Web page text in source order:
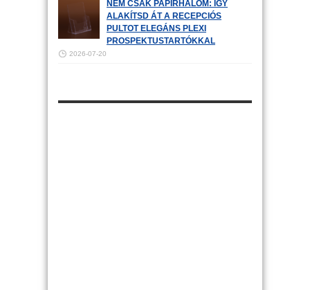
NEM CSAK PAPÍRHALOM: ÍGY
ALAKÍTSD ÁT A RECEPCIÓS
PULTOT ELEGÁNS PLEXI
PROSPEKTUSTARTÓKKAL
2026-07-20